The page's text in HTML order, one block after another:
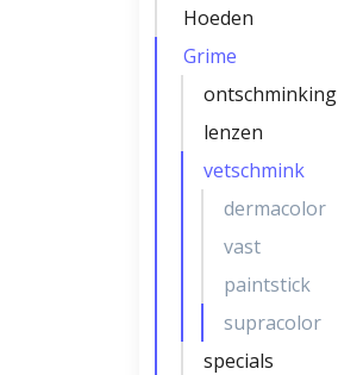
Hoeden
Grime
ontschminking
lenzen
vetschmink
dermacolor
vast
paintstick
supracolor
specials